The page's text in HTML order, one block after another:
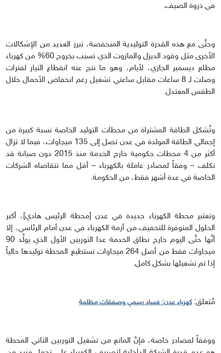
في ذروة الصيف.
وحتَّى مع هذه القدرة التوليدية المنخفضة، تبرز العديد من الإشكالات
الأخرى مثل وقود الديزل والمازوت الذي تسبب بخروج 60% من كهرباء
مطلع ديسمبر الجاري، لأيام، وهو ما نتج عنه انقطاع التيار لفترات
وصلت لـ 8 ساعات مقابل ساعتي تشغيل رغم انخفاض الأحمال خلال
الطقس المعتدل.
وتُشكل الطاقة المشتراة من محطات التوليد الخاصة نسبة كبيرة من
إجمالي الطاقة المولدة في عدن تصل إلى 135 ميجاوات، فيما لا تزال
أكثر من 4 محطات حكومية خارج الخدمة منذ 2015 دون صيانة قد
تكلف – وفقاً لمصادر عاملة بالكهرباء – أقل مما تتقاضاه الشركات
الخاصة في عدة أشهر فقط، من الحكومة.
وتعتبر محطة الكهرباء جديدة في عدن [محطة الرئيس هادي]، أكبر
الحلول المتوفرة للتخفيف من أزمة الكهرباء في عدن أمام الرئاسي، إلا
أنَّها حتَّى اليوم خارج نطاق الخدمة عدا التوربين الأول الذي يولَّد 90
ميجاوات فقط من أصل 264 ميجاوات تستطيع المحطة توليدها حالياً
إذا تم تشغيلها بشكل كامل.
مُتعلق:كهرباء عدن: فساد رسمي وصفقات مظلمة
ووفقاً لمصادر خاصة، فإنَّ المانع من تشغيل التوربين الثاني المحطة